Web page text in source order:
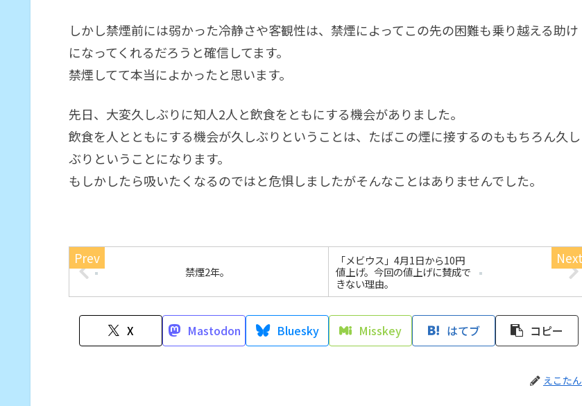
しかし禁煙前には弱かった冷静さや客観性は、禁煙によってこの先の困難も乗り越える助け
になってくれるだろうと確信してます。
禁煙してて本当によかったと思います。
先日、大変久しぶりに知人2人と飲食をともにする機会がありました。
飲食を人とともにする機会が久しぶりということは、たばこの煙に接するのももちろん久し
ぶりということになります。
もしかしたら吸いたくなるのではと危惧しましたがそんなことはありませんでした。
禁煙2年。
「メビウス」4月1日から10円
値上げ。今回の値上げに賛成で
きない理由。
X Mastodon Bluesky Misskey はてブ コピー
えこたん